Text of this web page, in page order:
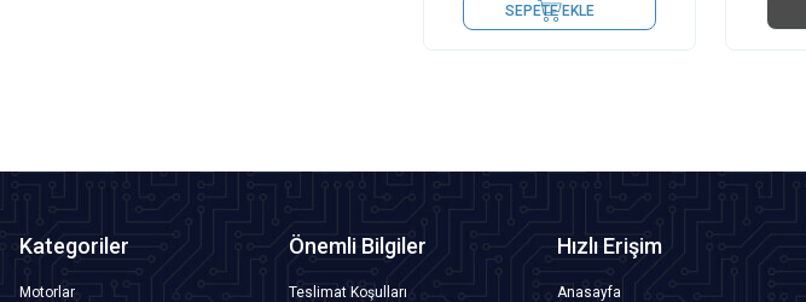
SEPETE EKLE
Kategoriler
Motorlar
Önemli Bilgiler
Teslimat Koşulları
Hızlı Erişim
Anasayfa